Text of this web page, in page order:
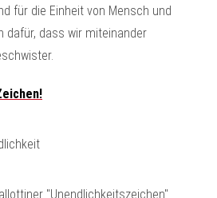
für die Einheit von Mensch und
dafür, dass wir miteinander